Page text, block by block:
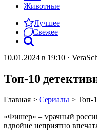
Животные
Лучшее
Свежее
10.01.2024 в 19:10 ·
Топ-10
Главная > Сериалы > Топ-
«Фишер» – мрачный
вдвойне неприятно